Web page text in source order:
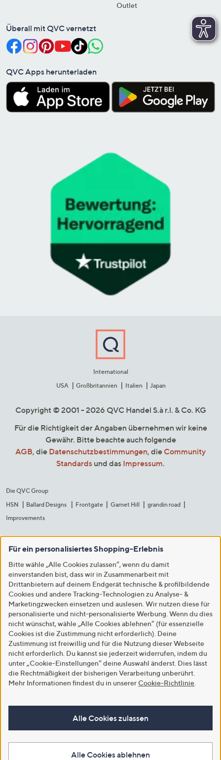
Outlet
Überall mit QVC vernetzt
QVC Apps herunterladen
International
USA
Großbritannien Italien Japan
Copyright © 2001 - 2026 QVC Handel S.à r.l. & Co. KG
Für die Richtigkeit der Angaben übernehmen wir keine
Gewähr. Bitte beachte auch folgende
AGB, die Datenschutzbestimmungen, die Community
Standards und das Impressum.
Die QVC Group
HSN
Ballard Designs Frontgate Garnet Hill
grandin road
Improvements
Für ein personalisiertes Shopping-Erlebnis
Bitte wähle „Alle Cookies zulassen“, wenn du damit
einverstanden bist, dass wir in Zusammenarbeit mit
Drittanbietern auf deinem Endgerät technische & profilbildende
Cookies und andere Tracking-Technologien zu Analyse- &
Marketingzwecken einsetzen und auslesen. Wir nutzen diese für
personalisierte und nicht-personalisierte Werbung. Wenn du dies
nicht wünschst, wähle „Alle Cookies ablehnen“ (für essenzielle
Cookies ist die Zustimmung nicht erforderlich). Deine
Zustimmung ist freiwillig und für die Nutzung dieser Webseite
nicht erforderlich. Du kannst sie jederzeit widerrufen, indem du
unter „Cookie-Einstellungen“ deine Auswahl änderst. Dies lässt
die Rechtmäßigkeit der bisherigen Verarbeitung unberührt.
Mehr Informationen findest du in unserer Cookie-Richtlinie
Alle Cookies zulassen
Alle Cookies ablehnen